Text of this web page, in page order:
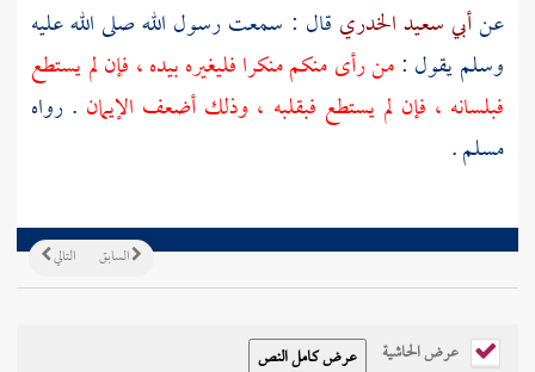
عنأبي سعيد الخدري قال : سمعت رسول الله صلى الله عليه
وسلم يقول :من رأى منكم منكرا فليغيره بيده ، فإن لم يستطع
فبلسانه ، فإن لم يستطع فبقلبه ، وذلك أضعف الإيمان . رواه
مسلم.
التالي السابق
عرض الحاشية